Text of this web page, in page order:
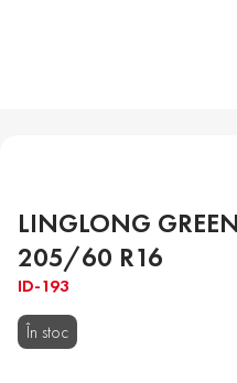
LINGLONG
205/60 R16
ID-193
În stoc